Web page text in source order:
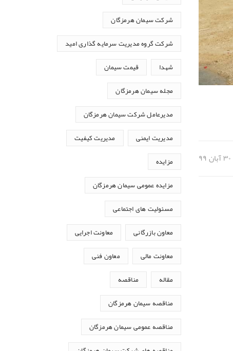
شرکت سیمان هرمزگان
شرکت گروه مدیریت سرمایه گذاری امید
شهدا قیمت سیمان
مجله سیمان هرمزگان
مدیرعامل شرکت سیمان هرمزگان
مدیریت ایمنی مدیریت کیفیت
مزایده
مزایده عمومی سیمان هرمزگان
مسئولیت های اجتماعی
معاون بازرگانی معاونت اجرایی
معاونت مالی معاون فنی
مقاله مناقصه
مناقصه سیمان هرمزگان
مناقصه عمومی سیمان هرمزگان